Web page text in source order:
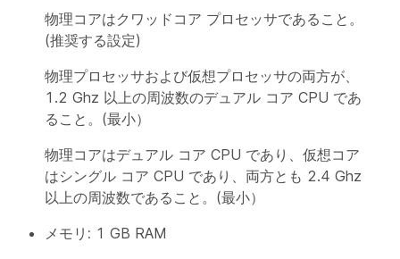
物理コアはクワッドコア プロセッサであること。
(推奨する設定)
物理プロセッサおよび仮想プロセッサの両方が、
1.2 Ghz 以上の周波数のデュアル コア CPU であ
ること。(最小）
物理コアはデュアル コア CPU であり、仮想コア
はシングル コア CPU であり、両方とも 2.4 Ghz
以上の周波数であること。(最小）
メモリ: 1 GB RAM